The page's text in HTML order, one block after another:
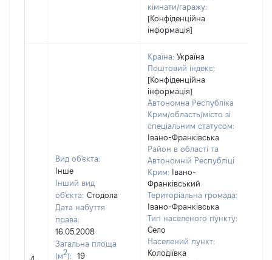
кімнати/гаражу:
[Конфіденційна
інформація]
Вид об'єкта:
Інше
Інший вид
об'єкта: Стодола
Дата набуття
права:
16.05.2008
Загальна площа
(м2):
19
Країна: Україна
Поштовий індекс:
[Конфіденційна
інформація]
Автономна Республіка
Крим/область/місто зі
спеціальним статусом:
Івано-Франківська
Район в області та
Автономній Республіці
Крим:
Івано-
Франківський
Територіальна громада:
Івано-Франківська
Тип населеного пункту:
Село
Населений пункт:
Колодіївка